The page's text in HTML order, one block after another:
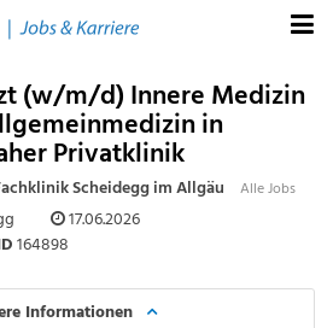
(w/m/d) Innere Medizin
in
Privatklinik
Scheidegg im Allgäu Alle Jobs
17.06.2026
164898
Informationen